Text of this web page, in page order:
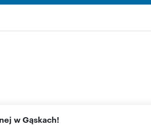
w Gąskach!